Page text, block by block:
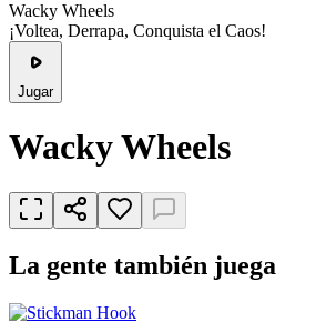
Wacky Wheels
¡Voltea, Derrapa, Conquista el Caos!
Jugar
Wacky Wheels
La gente también juega